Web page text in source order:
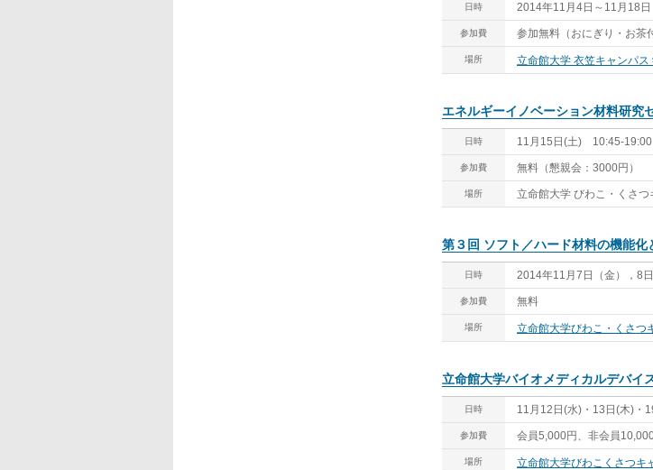
日時 2014年11月4日～11月18
参加費 参加無料（おにぎり・お茶
場所 立命館大学 衣笠キャンパ
エネルギーイノベーション材料研究
日時 11月15日(土) 10:45-19:00
参加費 無料（懇親会：3000円）
場所 立命館大学 びわこ・くさ
第３回 ソフト／ハード材料の機能
日時 2014年11月7日（金），8
参加費 無料
場所 立命館大学びわこ・くさつ
立命館大学バイオメディカルデバイ
日時 11月12日(水)・13日(木)・
参加費 会員5,000円、非会員
場所 立命館大学びわこくさつキ